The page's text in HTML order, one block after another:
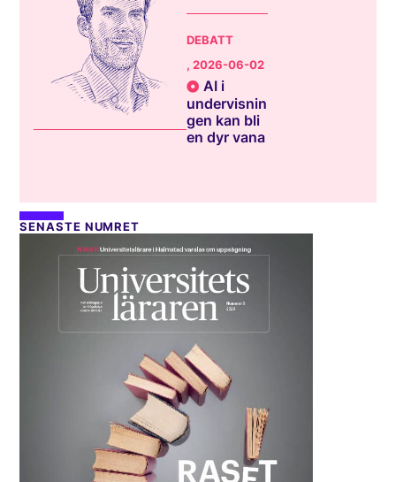
DEBATT
, 2026-06-02
AI i
undervisnin
gen kan bli
en dyr vana
SENASTE NUMRET